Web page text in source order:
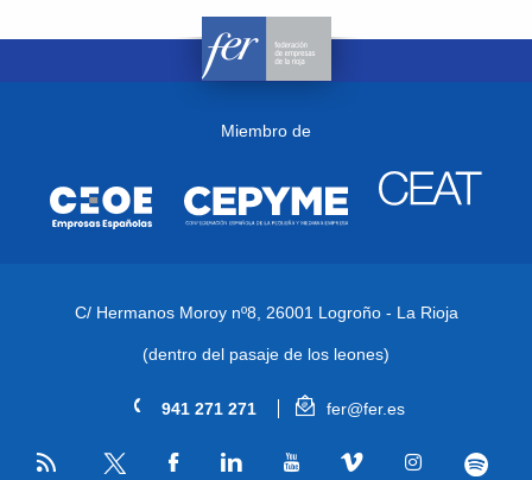
Miembro de
C/ Hermanos Moroy nº8, 26001 Logroño - La Rioja
(dentro del pasaje de los leones)
941 271 271 fer@fer.es
RSS